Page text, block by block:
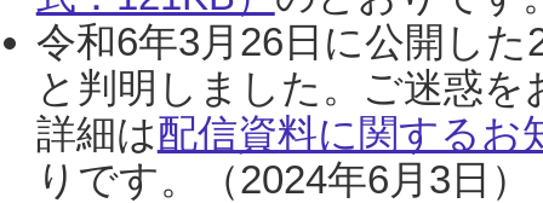
令和6年3月26日に公開し
と判明しました。ご迷惑
詳細は配信資料に関するお
りです。（2024年6月3日）